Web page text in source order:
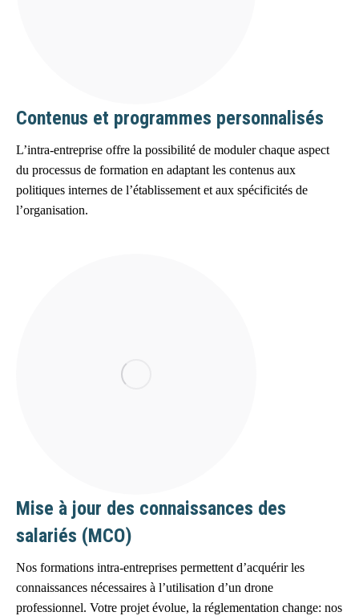
Contenus et programmes personnalisés
L’intra-entreprise offre la possibilité de moduler chaque aspect
du processus de formation en adaptant les contenus aux
politiques internes de l’établissement et aux spécificités de
l’organisation.
Mise à jour des connaissances des
salariés (MCO)
Nos formations intra-entreprises permettent d’acquérir les
connaissances nécessaires à l’utilisation d’un drone
professionnel. Votre projet évolue, la réglementation change: nos